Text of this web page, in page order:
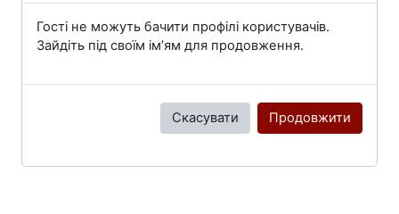
Гості не можуть бачити профілі користувачів.
Зайдіть під своїм ім’ям для продовження.
Скасувати Продовжити